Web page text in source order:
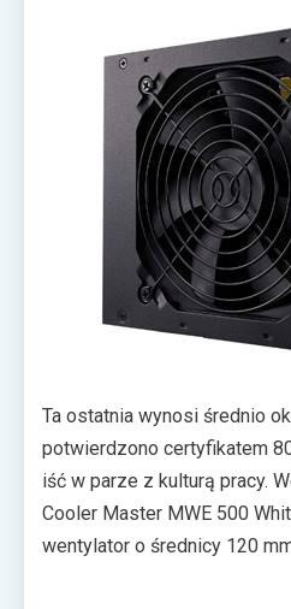
Ta ostatnia wynosi średnio
potwierdzono certyfikatem
iść w parze z kulturą pracy.
Cooler Master MWE 500
wentylator o średnicy 120